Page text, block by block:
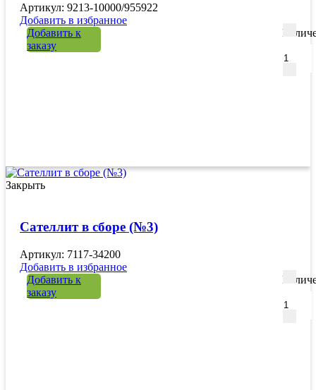
Артикул: 9213-10000/955922
Добавить в избранное
Добавить к
заказу
Закрыть
Сателлит в сборе (№3)
Артикул: 7117-34200
Добавить в избранное
Добавить к
заказу